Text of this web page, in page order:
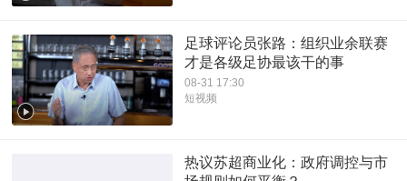
足球评论员张路：组织业余联赛
才是各级足协最该干的事
08-31 17:30
短视频
热议苏超商业化：政府调控与市